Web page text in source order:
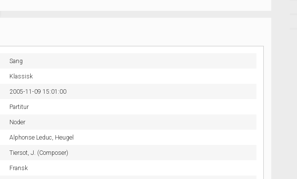
Sang
Klassisk
2005-11-09 15:01:00
Partitur
Noder
Alphonse Leduc, Heugel
Tiersot, J. (Composer)
Fransk